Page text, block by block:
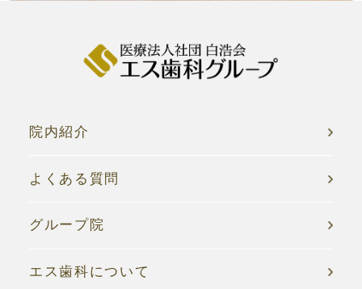
エス歯科について
院内紹介
よくある質問
グループ院